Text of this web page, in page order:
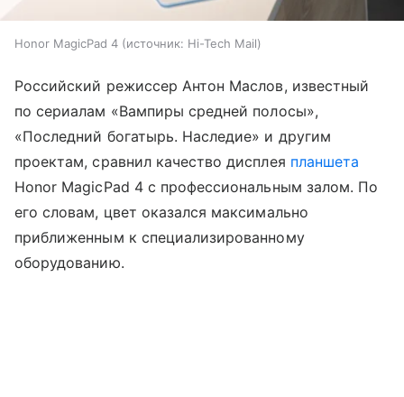
Honor MagicPad 4 источник: Hi-Tech Mail
Российский режиссер Антон Маслов, известный
по сериалам «Вампиры средней полосы»,
«Последний богатырь. Наследие» и другим
проектам, сравнил качество дисплея планшета
Honor MagicPad 4 с профессиональным залом. По
его словам, цвет оказался максимально
приближенным к специализированному
оборудованию.